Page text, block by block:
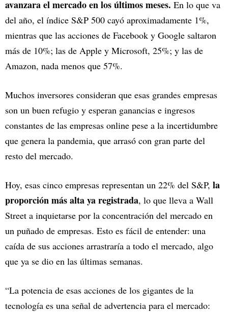
avanzara el mercado en los últimos meses. En lo que va
del año, el índice S&P 500 cayó aproximadamente 1%,
mientras que las acciones de Facebook y Google saltaron
más de 10%; las de Apple y Microsoft, 25%; y las de
Amazon, nada menos que 57%.
Muchos inversores consideran que esas grandes empresas
son un buen refugio y esperan ganancias e ingresos
constantes de las empresas online pese a la incertidumbre
que genera la pandemia, que arrasó con gran parte del
resto del mercado.
Hoy, esas cinco empresas representan un 22% del S&P, la
proporción más alta ya registrada, lo que lleva a Wall
Street a inquietarse por la concentración del mercado en
un puñado de empresas. Esto es fácil de entender: una
caída de sus acciones arrastraría a todo el mercado, algo
que ya se dio en las últimas semanas.
“La potencia de esas acciones de los gigantes de la
tecnología es una señal de advertencia para el mercado: